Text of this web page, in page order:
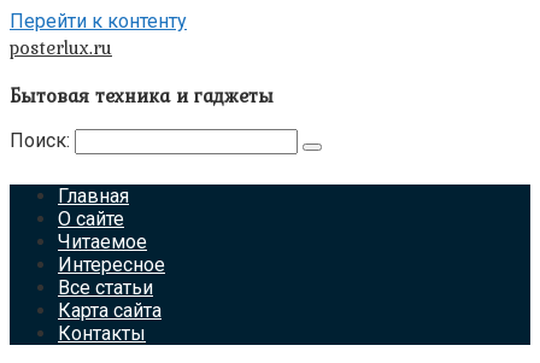
Перейти к контенту
posterlux.ru
Бытовая техника и гаджеты
Поиск:
Главная
О сайте
Читаемое
Интересное
Все статьи
Карта сайта
Контакты